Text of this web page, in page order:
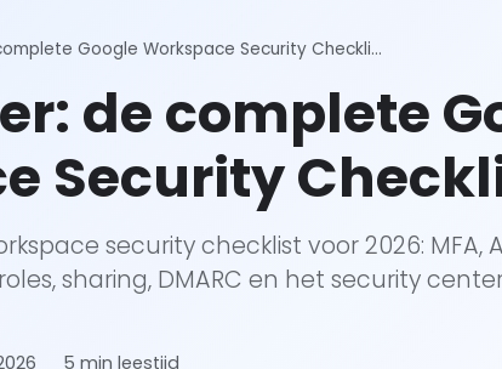
Google Workspace Security Checkli...
de complete
Security
security checklist voor 2026: MFA,
sharing, DMARC en het security
5 min leestijd